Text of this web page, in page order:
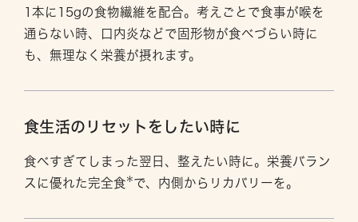
1本に15gの食物繊維を配合。考えごとで食事が喉を
通らない時、口内炎などで固形物が食べづらい時に
も、無理なく栄養が摂れます。
食生活のリセットをしたい時に
食べすぎてしまった翌日、整えたい時に。栄養バラン
スに優れた完全食 で、内側からリカバリーを。